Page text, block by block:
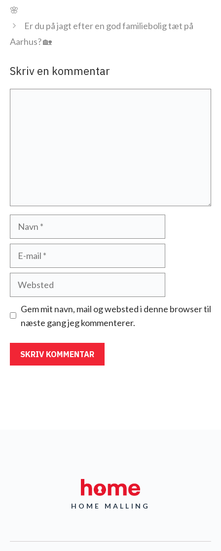
🌸
Er du på jagt efter en god familiebolig tæt på
Aarhus? 🏡
Skriv en kommentar
Navn
Websted
Gem mit navn, mail og websted i denne browser til
næste gang jeg kommenterer.
HOME MALLING